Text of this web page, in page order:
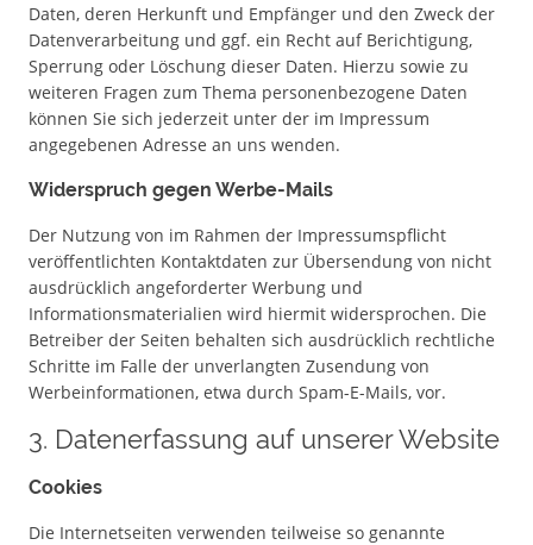
Daten, deren Herkunft und Empfänger und den Zweck der
Datenverarbeitung und ggf. ein Recht auf Berichtigung,
Sperrung oder Löschung dieser Daten. Hierzu sowie zu
weiteren Fragen zum Thema personenbezogene Daten
können Sie sich jederzeit unter der im Impressum
angegebenen Adresse an uns wenden.
Widerspruch gegen Werbe-Mails
Der Nutzung von im Rahmen der Impressumspflicht
veröffentlichten Kontaktdaten zur Übersendung von nicht
ausdrücklich angeforderter Werbung und
Informationsmaterialien wird hiermit widersprochen. Die
Betreiber der Seiten behalten sich ausdrücklich rechtliche
Schritte im Falle der unverlangten Zusendung von
Werbeinformationen, etwa durch Spam-E-Mails, vor.
3. Datenerfassung auf unserer Website
Cookies
Die Internetseiten verwenden teilweise so genannte